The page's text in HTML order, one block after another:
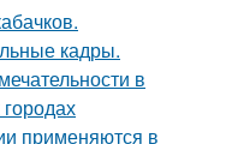
кадры.
в
применяются в